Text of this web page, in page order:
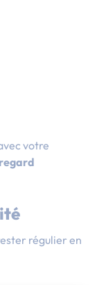
votre
regard
régulier en